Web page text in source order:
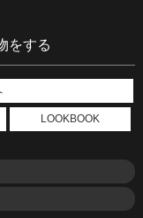
をする
LOOKBOOK